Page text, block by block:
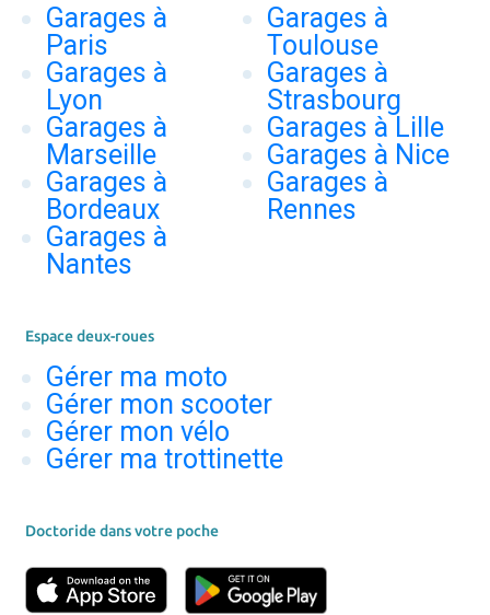
Garages à
Paris
Garages à
Lyon
Garages à
Marseille
Garages à
Bordeaux
Garages à
Nantes
Garages à
Toulouse
Garages à
Strasbourg
Garages à Lille
Garages à Nice
Garages à
Rennes
Espace deux-roues
Gérer ma moto
Gérer mon scooter
Gérer mon vélo
Gérer ma trottinette
Doctoride dans votre poche